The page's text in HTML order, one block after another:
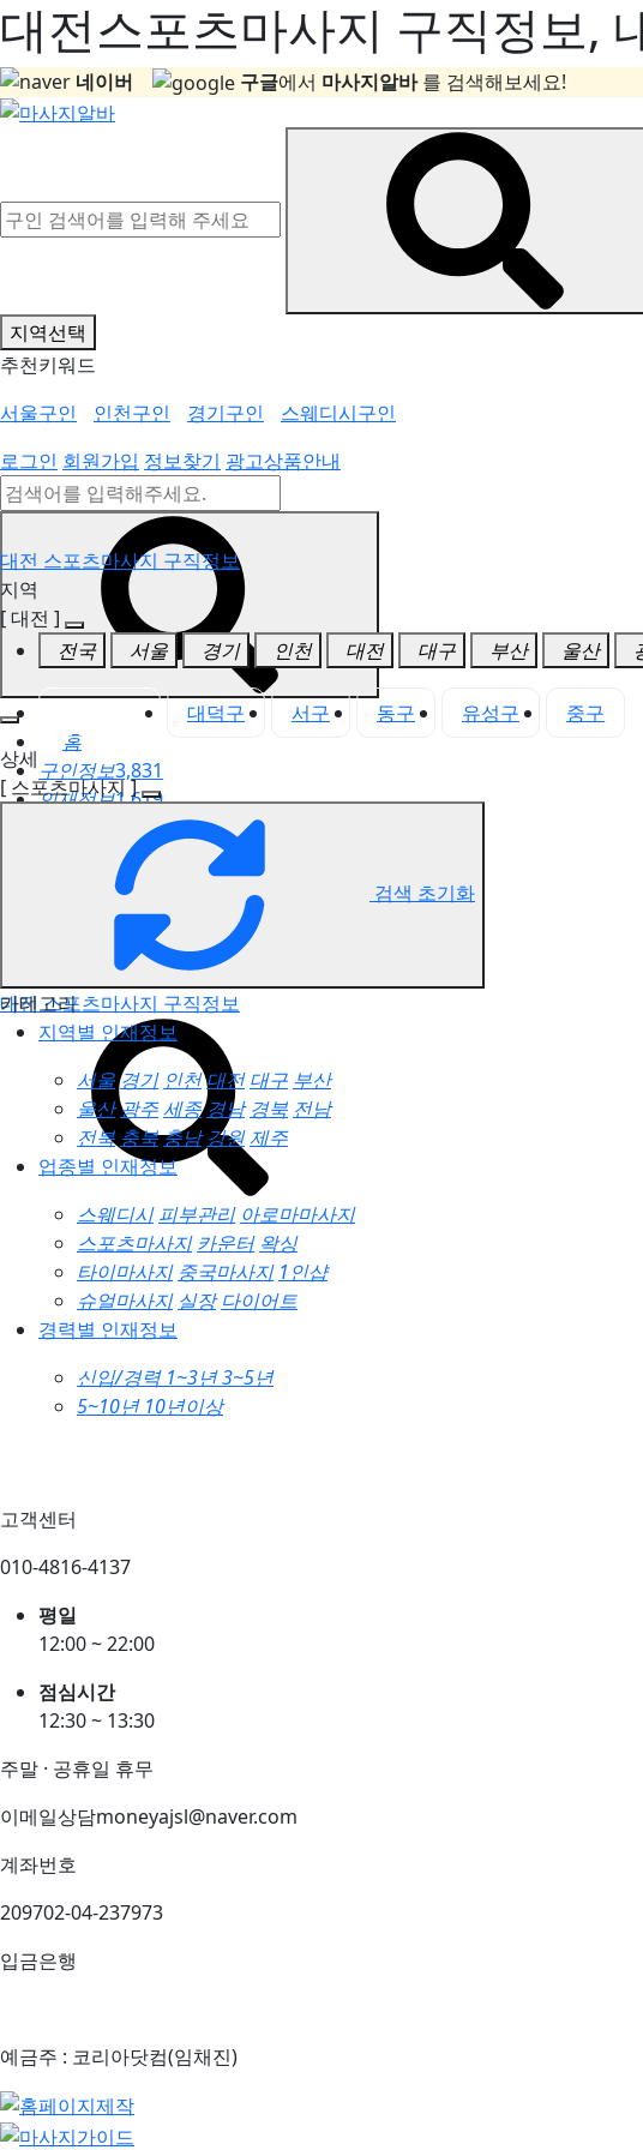
대전스포츠마사지 구직정보,
네이버 구글에서 마사지알바를 검색해보세요!
지역선택
추천키워드
서울구인
인천구인 경기구인
스웨디시구인
로그인 회원가입 정보찾기 광고상품안내
홈
구인정보3,831
인재정보1,619
고객센터
전국업체정보
마사지가이드
업체 서비스 관리
대전 스포츠마사지 구직정보
대전 스포츠마사지 구직정보
지역
[ 대전 ]
전국
서울 경기 인천 대전 대구 부산 울산
대덕구 서구 동구 유성구
중구
상세
[ 스포츠마사지 ]
검색 초기화
카테고리
지역별 인재정보
서울경기 인천대전 대구 부산
울산광주세종경남 경북 전남
전북 충북충남 강원제주
업종별 인재정보
스웨디시 피부관리 아로마마사지
스포츠마사지 카운터 왁싱
타이마사지 중국마사지 1인샵
슈얼마사지 실장 다이어트
경력별 인재정보
신입/경력 1~3년3~5년
5~10년 10년이상
고객센터
010-4816-4137
평일
12:00 ~ 22:00
점심시간
12:30 ~ 13:30
주말 · 공휴일 휴무
이메일상담moneyajsl@naver.com
계좌번호
209702-04-237973
입금은행
예금주 : 코리아닷컴(임채진)